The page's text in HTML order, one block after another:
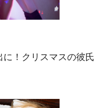
に！クリスマスの彼氏